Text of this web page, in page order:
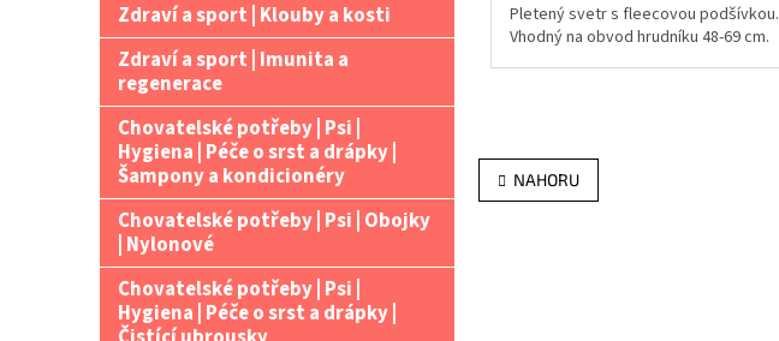
Zdraví a sport | Klouby a kosti
Zdraví a sport | Imunita a
regenerace
Chovatelské potřeby | Psi |
Hygiena | Péče o srst a drápky |
Šampony a kondicionéry
Chovatelské potřeby | Psi | Obojky
| Nylonové
Chovatelské potřeby | Psi |
Hygiena | Péče o srst a drápky |
Pletený svetr s fleecovou podšívkou.
Vhodný na obvod hrudníku 48-69 cm.
NAHORU